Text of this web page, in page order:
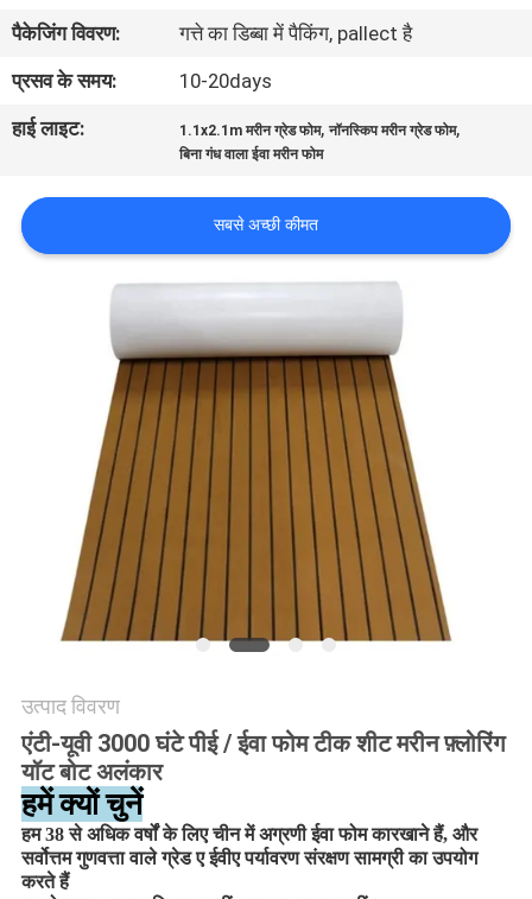
कारखाना
भ्रमण
नियंत्रण
अनुरोध
साइटमैप
PRIVACY
POLICY
पैकेजिंग विवरण:
गत्ते का डिब्बा में पैकिंग, pallect है
प्रसव के समय:
10-20days
हाई लाइट:
1.1x2.1m मरीन ग्रेड फोम,नॉनस्किप मरीन ग्रेड फोम,
बिना गंध वाला ईवा मरीन फोम
सबसे अच्छी कीमत
उत्पाद विवरण
एंटी-यूवी 3000 घंटे पीई / ईवा फोम टीक शीट मरीन फ़्लोरिंग
यॉट बोट अलंकार
हमें क्यों चुनें
हम 38 से अधिक वर्षों के लिए चीन में अग्रणी ईवा फोम कारखाने हैं, और
सर्वोत्तम गुणवत्ता वाले ग्रेड ए ईवीए पर्यावरण संरक्षण सामग्री का उपयोग
करते हैं